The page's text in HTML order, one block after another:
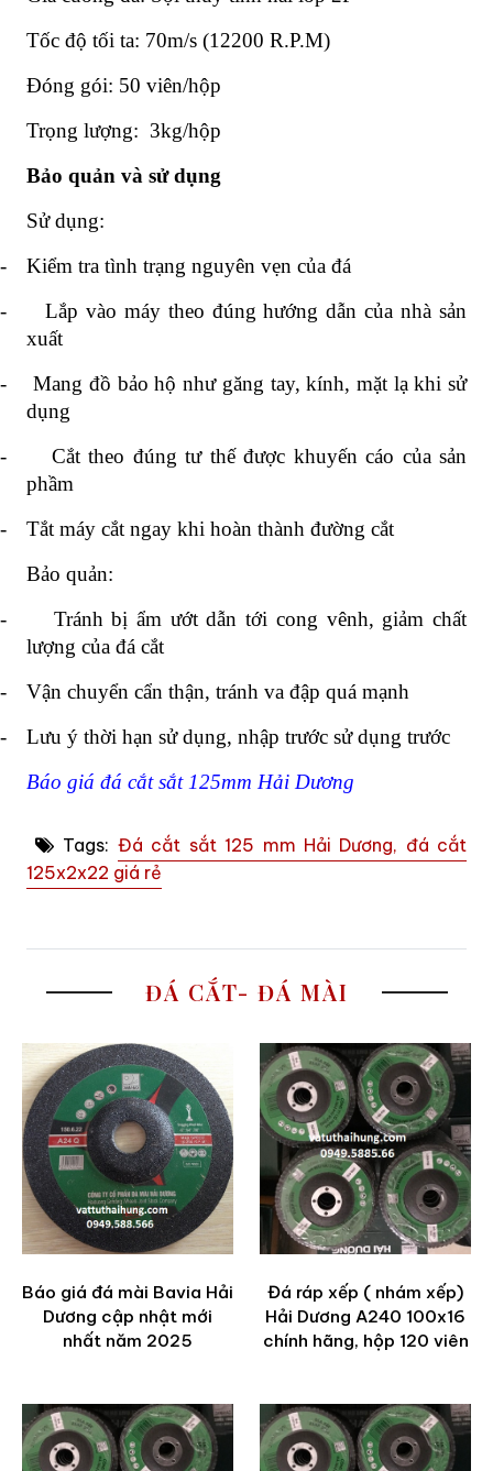
Tốc độ tối ta: 70m/s (12200 R.P.M)
Đóng gói: 50 viên/hộp
Trọng lượng: 3kg/hộp
Bảo quản và sử dụng
Sử dụng:
-
Kiểm tra tình trạng nguyên vẹn của đá
-
Lắp vào máy theo đúng hướng dẫn của nhà sản
xuất
-
Mang đồ bảo hộ như găng tay, kính, mặt lạ khi sử
dụng
-
Cắt theo đúng tư thế được khuyến cáo của sản
phầm
-
Tắt máy cắt ngay khi hoàn thành đường cắt
Bảo quản:
-
Tránh bị ẩm ướt dẫn tới cong vênh, giảm chất
lượng của đá cắt
-
Vận chuyển cẩn thận, tránh va đập quá mạnh
-
Lưu ý thời hạn sử dụng, nhập trước sử dụng trước
Báo giá đá cắt sắt 125mm Hải Dương
Tags: Đá cắt sắt 125 mm Hải Dương, đá cắt
125x2x22 giá rẻ
ĐÁ CẮT- ĐÁ MÀI
Báo giá đá mài Bavia Hải
Dương cập nhật mới
nhất năm 2025
Đá ráp xếp ( nhám xếp)
Hải Dương A240 100x16
chính hãng, hộp 120 viên